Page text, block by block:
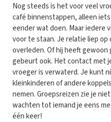
Nog steeds is het voor veel
café binnenstappen, alleen
eender wat doen. Maar iedere
voor te staan. Je relatie liep op
overleden. Of hij heeft
gebeurt ook. Het contact met
vroeger is verwaterd. Je kunt
kleinkinderen of andere
nemen. Groepsreizen zie je
wachten tot iemand je eens
één keer!